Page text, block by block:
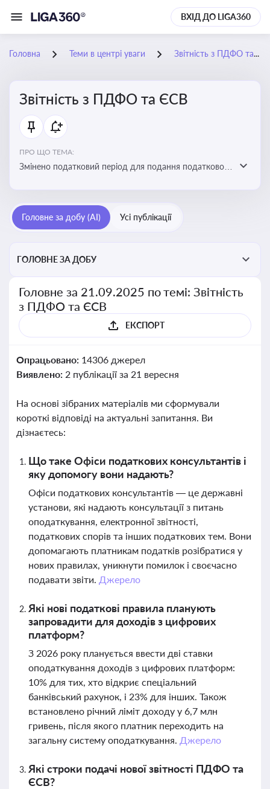
ВХІД ДО LIGA360
Головна Теми в центрі уваги Звітність з ПДФО та ЄСВ
Звітність з ПДФО та ЄСВ
ПРО ЩО ТЕМА:
Змінено податковий період для подання податкового
Головне за добу (AI) Усі публікації
ГОЛОВНЕ ЗА ДОБУ
Головне за 21.09.2025 по темі: Звітність
з ПДФО та ЄСВ
ЕКСПОРТ
Опрацьовано: 14306 джерел
Виявлено: 2 публікації за 21 вересня
На основі зібраних матеріалів ми сформували
короткі відповіді на актуальні запитання. Ви
дізнаєтесь:
Що таке Офіси податкових консультантів і
яку допомогу вони надають?
Офіси податкових консультантів — це державні
установи, які надають консультації з питань
оподаткування, електронної звітності,
податкових спорів та інших податкових тем. Вони
допомагають платникам податків розібратися у
нових правилах, уникнути помилок і своєчасно
подавати звіти. Джерело
Які нові податкові правила планують
запровадити для доходів з цифрових
платформ?
З 2026 року планується ввести дві ставки
оподаткування доходів з цифрових платформ:
10% для тих, хто відкриє спеціальний
банківський рахунок, і 23% для інших. Також
встановлено річний ліміт доходу у 6,7 млн
гривень, після якого платник переходить на
загальну систему оподаткування. Джерело
Які строки подачі нової звітності ПДФО та
ЄСВ?